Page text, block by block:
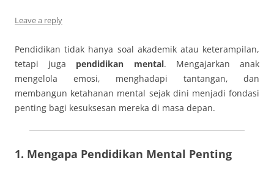
Leave a reply
Pendidikan tidak hanya soal akademik atau keterampilan,
tetapi juga pendidikan mental. Mengajarkan anak
mengelola emosi, menghadapi tantangan, dan
membangun ketahanan mental sejak dini menjadi fondasi
penting bagi kesuksesan mereka di masa depan.
1. Mengapa Pendidikan Mental Penting